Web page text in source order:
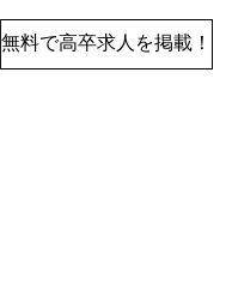
無料で高卒求人を掲載！